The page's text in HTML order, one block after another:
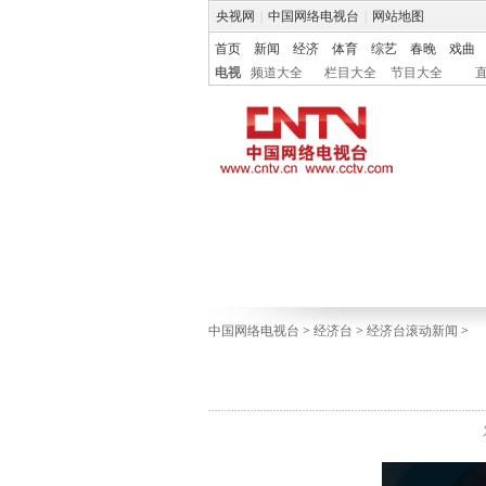
央视网 中国网络电视台 网站地图
首页 新闻 经济 体育 综艺 春晚
戏曲
电视
频道大全 栏目大全 节目大全
中国网络电视台 > 经济台 > 经济台滚动新闻 >